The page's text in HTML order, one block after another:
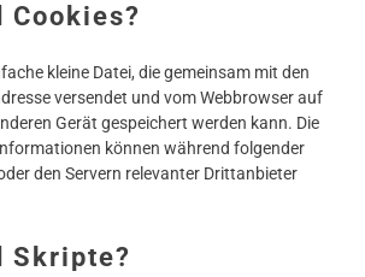
Cookies?
kleine Datei, die gemeinsam mit den
versendet und vom Webbrowser auf
Gerät gespeichert werden kann. Die
können während folgender
den Servern relevanter Drittanbieter
Skripte?